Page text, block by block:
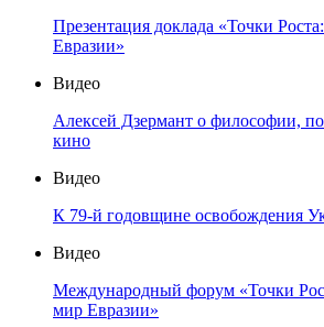
Презентация доклада «Точки
Евразии»
Видео
Алексей Дзермант о философии,
кино
Видео
К 79-й годовщине освобождения
Видео
Международный форум «Точки
мир Евразии»